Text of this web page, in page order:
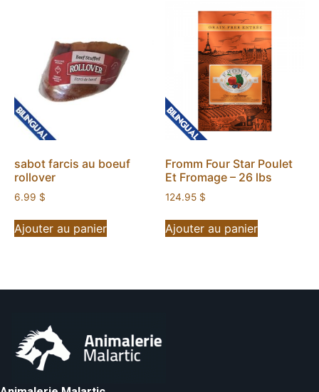
sabot farcis au boeuf
rollover
6.99 $
Ajouter au panier
Fromm Four Star Poulet
Et Fromage – 26 lbs
124.95 $
Ajouter au panier